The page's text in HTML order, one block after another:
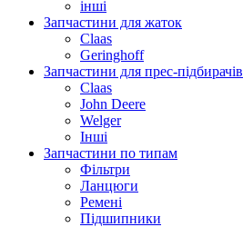
інші
Запчастини для жаток
Claas
Geringhoff
Запчастини для прес-підбирачів
Claas
John Deere
Welger
Інші
Запчастини по типам
Фільтри
Ланцюги
Ремені
Підшипники